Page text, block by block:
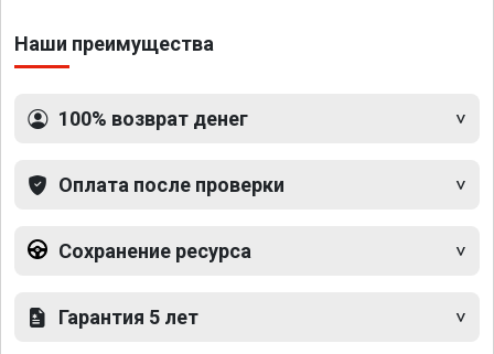
Наши преимущества
100% возврат денег
Оплата после проверки
Сохранение ресурса
Гарантия 5 лет